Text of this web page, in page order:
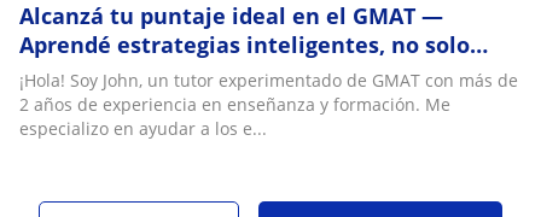
Alcanzá tu puntaje ideal en el GMAT —
Aprendé estrategias inteligentes, no solo
fórmulas
¡Hola! Soy John, un tutor experimentado de GMAT con más de
2 años de experiencia en enseñanza y formación. Me
especializo en ayudar a los e...